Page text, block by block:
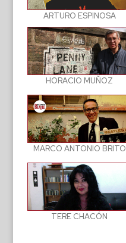
ARTURO ESPINOSA
HORACIO MUÑOZ
MARCO ANTONIO BRITO
TERE CHACÓN